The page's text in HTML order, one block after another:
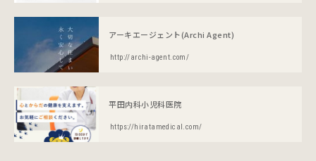
アーキエージェント(Archi Agent)
http://archi-agent.com/
平田内科小児科医院
https://hiratamedical.com/